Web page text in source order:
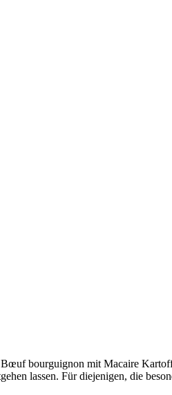
bourguignon mit Macaire
lassen. Für diejenigen, die